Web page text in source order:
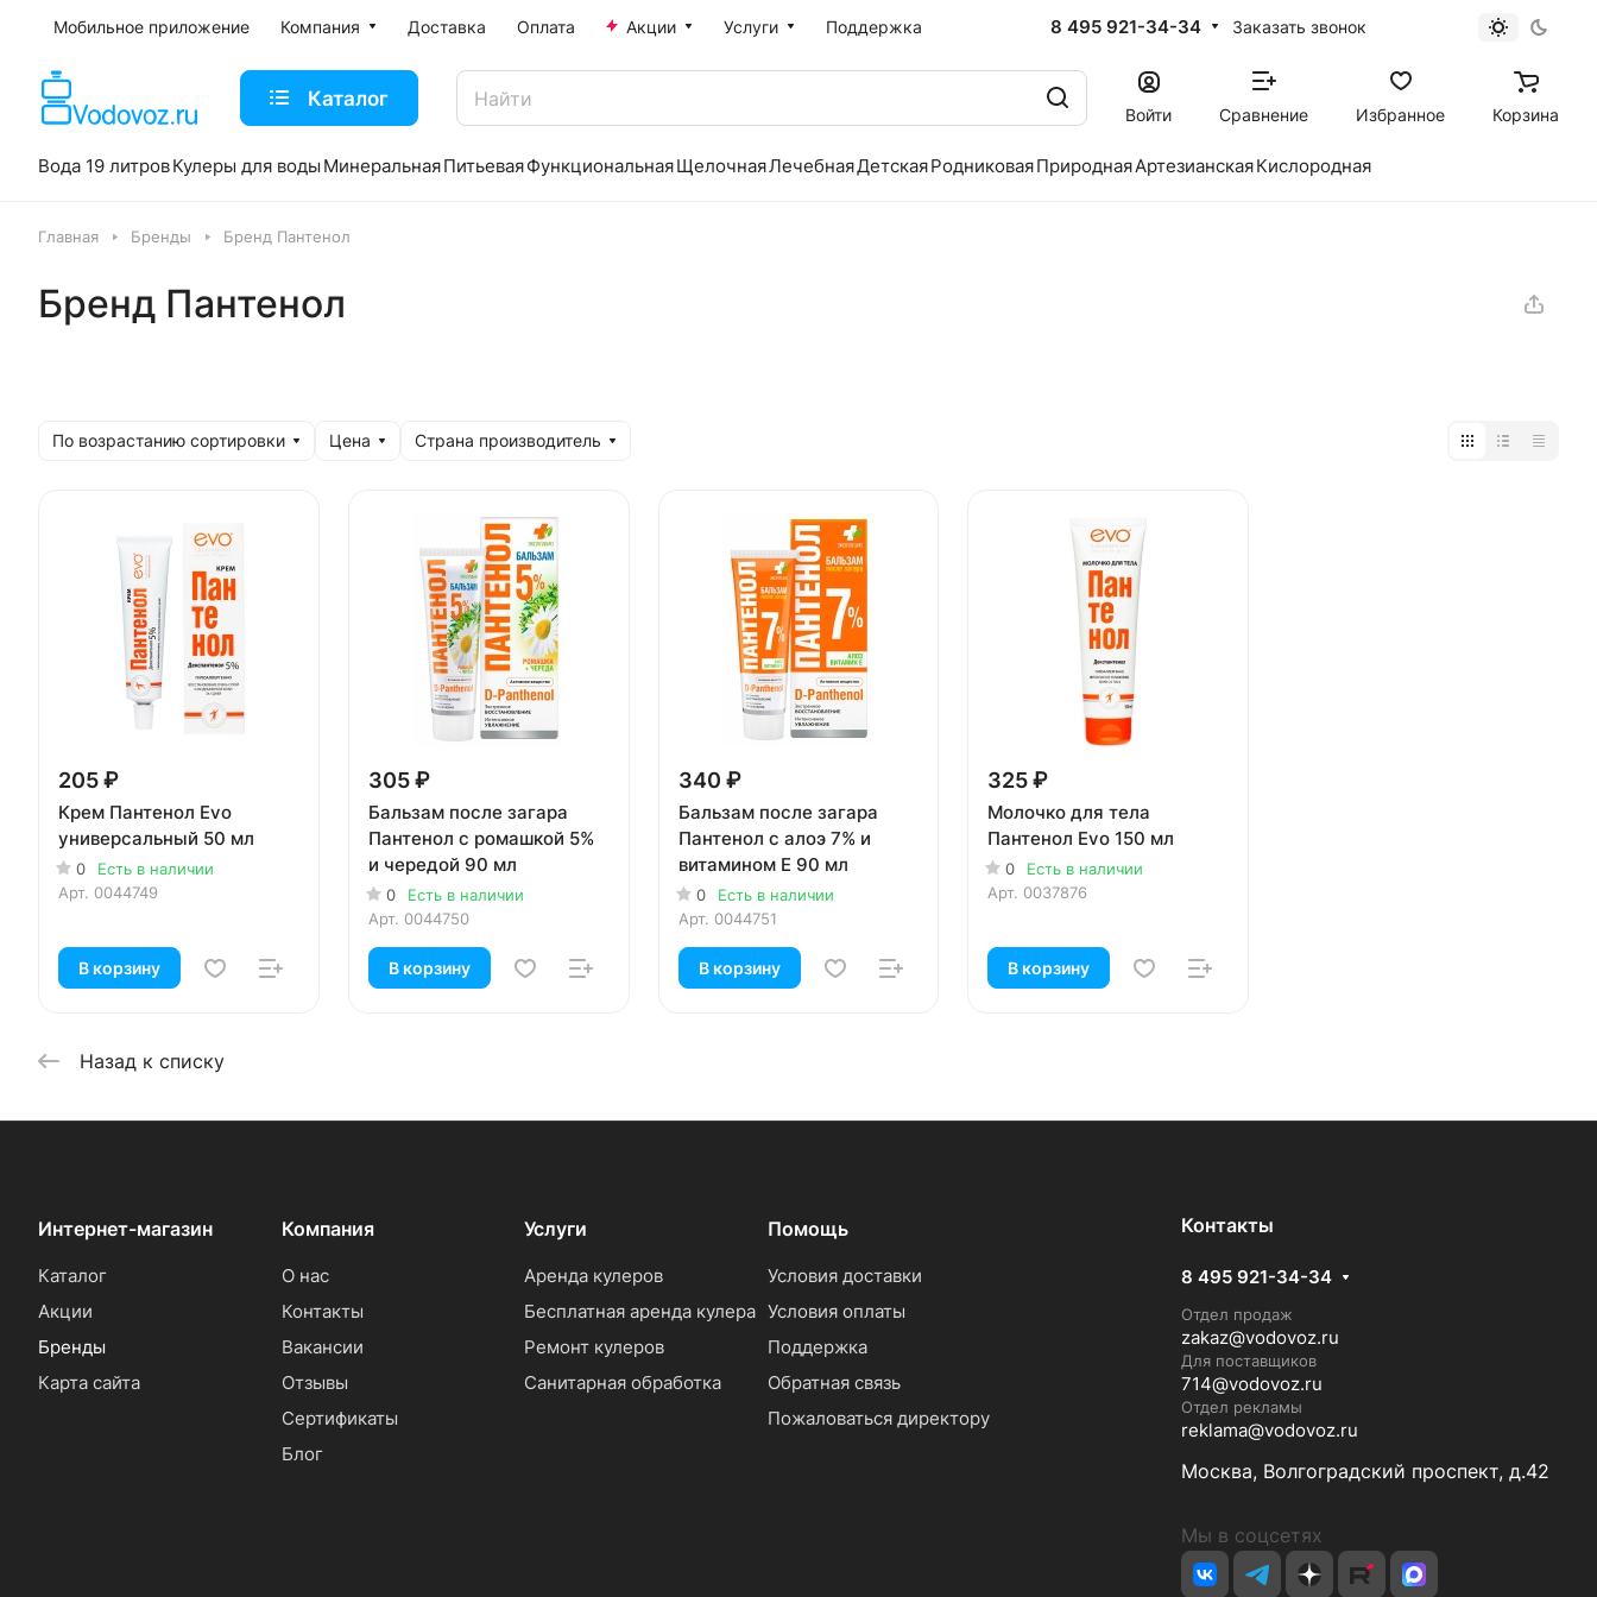
Мобильное приложение Компания Доставка Оплата Акции Услуги Поддержка 8 495 921-34-34 Заказать звонок
Каталог
Войти Сравнение Избранное Корзина
Вода 19 литровКулеры для воды МинеральнаяПитьеваяФункциональнаяЩелочнаяЛечебнаяДетскаяРодниковаяПрироднаяАртезианскаяКислородная
Главная Бренды Бренд Пантенол
Бренд Пантенол
По возрастанию сортировки Цена Страна производитель
205 ₽
Крем Пантенол Evo
универсальный 50 мл
0
Есть в наличии
Арт. 0044749
В корзину
305 ₽
Бальзам после загара
Пантенол с ромашкой 5%
и чередой 90 мл
0
Есть в наличии
Арт. 0044750
В корзину
340 ₽
Бальзам после загара
Пантенол с алоэ 7% и
витамином E 90 мл
0
Есть в наличии
Арт. 0044751
В корзину
325 ₽
Молочко для тела
Пантенол Evo 150 мл
0
Есть в наличии
Арт. 0037876
В корзину
Назад к списку
Интернет-магазин
Каталог
Акции
Бренды
Карта сайта
Компания
О нас
Контакты
Вакансии
Отзывы
Сертификаты
Блог
Услуги
Аренда кулеров
Бесплатная аренда кулера
Ремонт кулеров
Санитарная обработка
Помощь
Условия доставки
Условия оплаты
Поддержка
Обратная связь
Пожаловаться директору
Контакты
8 495 921-34-34
Отдел продаж
zakaz@vodovoz.ru
Для поставщиков
714@vodovoz.ru
Отдел рекламы
reklama@vodovoz.ru
Москва, Волгоградский проспект, д.42
Мы в соцсетях